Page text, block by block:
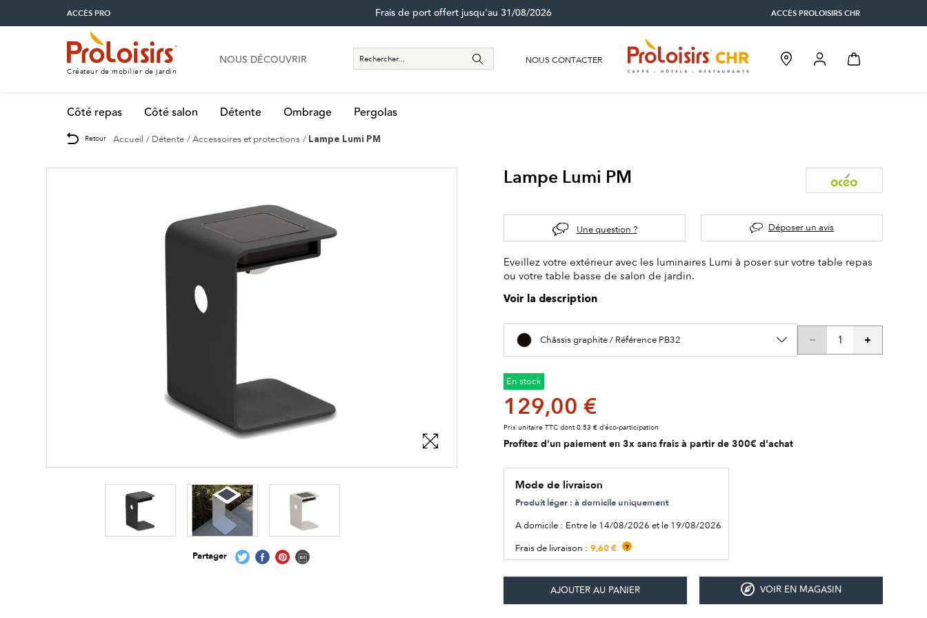
ACCÈS PRO ACCÈS PROLOISIRS CHR
Frais de port offert jusqu'au 31/08/2026
Créateur de mobilier de jardin
NOUS DÉCOUVRIR NOUS CONTACTER
Côté repas Côté salon Détente Ombrage Pergolas
Retour Accueil Détente Accessoires et protections Lampe Lumi PM
Partager
Lampe Lumi PM
Une question ? Déposer un avis
Eveillez votre extérieur avec les luminaires Lumi à poser sur votre table repas
ou votre table basse de salon de jardin.
Voir la description
Châssis graphite / Référence PB32
En stock
129,00 €
Prix unitaire TTC dont 0,53 € d’éco-participation
Profitez d'un paiement en 3x sans frais à partir de 300€ d'achat
Mode de livraison
Produit léger : à domicile uniquement
A domicile : Entre le 14/08/2026 et le 19/08/2026
Frais de livraison : 9,60 € ?
VOIR EN MAGASIN